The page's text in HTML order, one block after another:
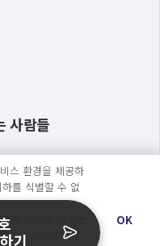
사람들
.
하겠습니다.
스 환경을 제공하
를 식별할 수 없
됩니다. 귀하는
있습니다.
OK
기